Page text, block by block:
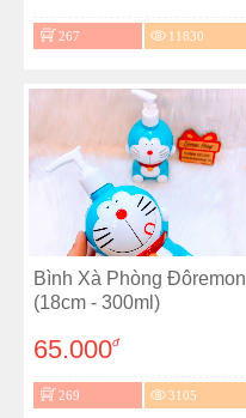
267 11830
Bình Xà Phòng Đôremon
(18cm - 300ml)
65.000đ
269 3105